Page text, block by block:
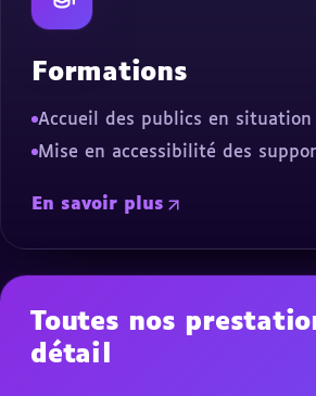
Formations
Accueil des publics en situation
Mise en accessibilité des
En savoir plus
Toutes nos
détail